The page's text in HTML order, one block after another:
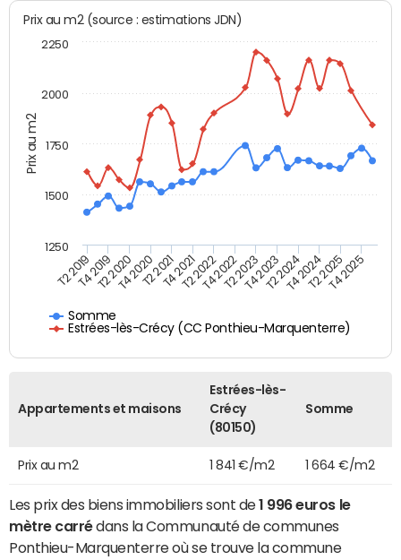
Prix au m2
Prix au m2 (source : estimations JDN)
Somme
Estrées-lès-Crécy (CC Ponthieu-Marquenterre)
T2 2019T4 2019T2 2020T4 2020T2 2021T4 2021T2 2022T4 2022T2 2023T4 2023T2 2024T4 2024T2 2025T4 2025
1250
1500
1750
2000
2250
Appartements et maisons
Estrées-lès-
Crécy
(80150)
Somme
Prix au m2 1 841 €/m2 1 664 €/m2
Les prix des biens immobiliers sont de1 996 euros le
mètre carrédans la Communauté de communes
Ponthieu-Marquenterre où se trouve la commune